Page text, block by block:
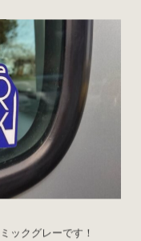
ックグレーです！